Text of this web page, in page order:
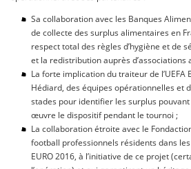
Sa collaboration avec les Banques
de collecte des surplus alimentaires en
respect total des règles d’hygiène et de
et la redistribution auprès d’associations
La forte implication du traiteur de l’UEFA
Hédiard, des équipes opérationnelles et
stades pour identifier les surplus
œuvre le dispositif pendant le tournoi ;
La collaboration étroite avec le
football professionnels résidents dans les
EURO 2016, à l’initiative de ce projet